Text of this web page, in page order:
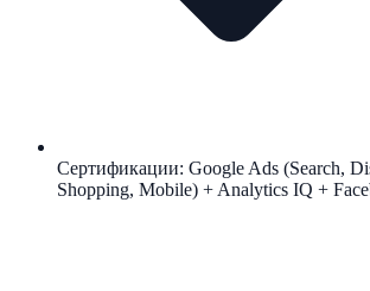
Сертификации: Google Ads (Search,
Shopping, Mobile) + Analytics IQ +